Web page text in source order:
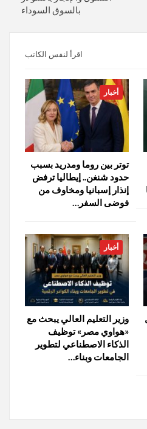
بالسوق السوداء
اقرأ لنفس الكاتب
أخبار
توتر بين روما ومدريد بسبب
حدود شنغن.. إيطاليا ترفض
إنذار إسبانيا ومخاوف من
فوضى السفر…
أخبار
وزير التعليم العالي يبحث مع
«هواوي مصر» توظيف
الذكاء الاصطناعي لتطوير
الجامعات وبناء…